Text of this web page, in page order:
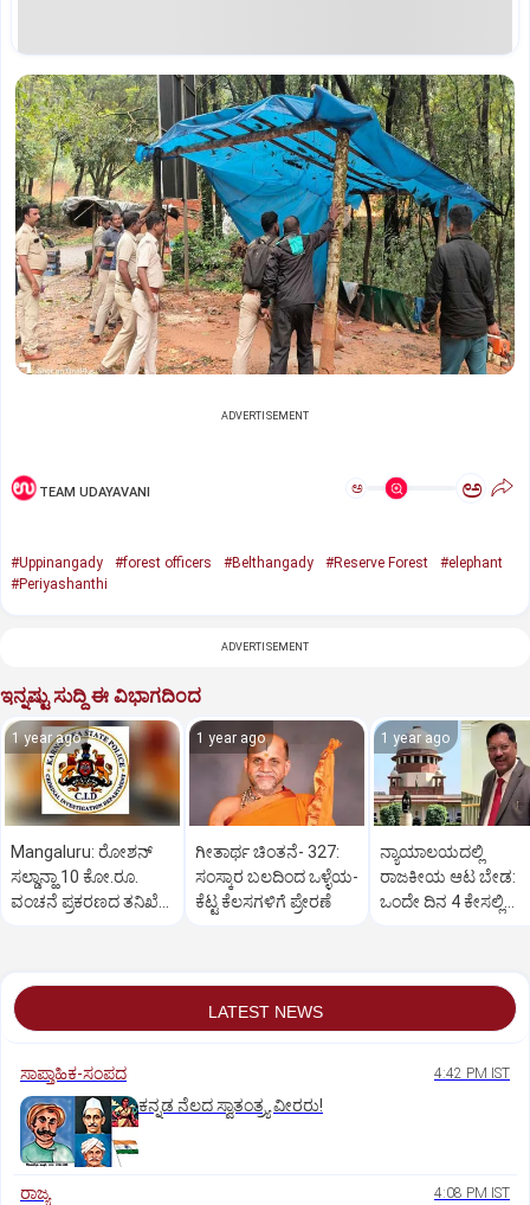
ADVERTISEMENT
TEAM UDAYAVANI ಅ ಅ
#Uppinangady #forest officers #Belthangady #Reserve Forest
#elephant
#Periyashanthi
ADVERTISEMENT
ಇನ್ನಷ್ಟು ಸುದ್ದಿ ಈ ವಿಭಾಗದಿಂದ
1 year ago
Mangaluru: ರೋಶನ್‌
ಸಲ್ಡಾನ್ಹಾ 10 ಕೋ.ರೂ.
ವಂಚನೆ ಪ್ರಕರಣದ ತನಿಖೆ
1 year ago
ಗೀತಾರ್ಥ ಚಿಂತನೆ- 327:
ಸಂಸ್ಕಾರ ಬಲದಿಂದ ಒಳ್ಳೆಯ-
ಕೆಟ್ಟ ಕೆಲಸಗಳಿಗೆ ಪ್ರೇರಣೆ
1 year ago
ನ್ಯಾಯಾಲಯದಲ್ಲಿ
ರಾಜಕೀಯ ಆಟ ಬೇಡ:
ಒಂದೇ ದಿನ 4 ಕೇಸಲ್ಲಿ
LATEST NEWS
ಸಾಪ್ತಾಹಿಕ-ಸಂಪದ 4:42 PM IST
ಕನ್ನಡ ನೆಲದ ಸ್ವಾತಂತ್ರ್ಯ ವೀರರು!
ರಾಜ್ಯ 4:08 PM IST